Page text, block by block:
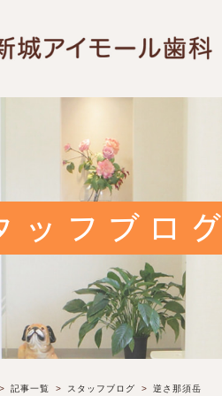
ッフブログ
記事一覧 スタッフブログ 逆さ那須岳